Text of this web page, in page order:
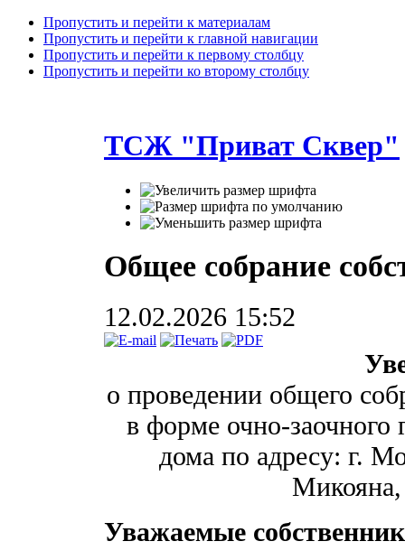
Пропустить и перейти к материалам
Пропустить и перейти к главной навигации
Пропустить и перейти к первому столбцу
Пропустить и перейти ко второму столбцу
ТСЖ "Приват Сквер"
Общее собрание
12.02.2026 15:52
о проведении общего
в форме очно-заочного
дома по адресу: г.
Уважаемые